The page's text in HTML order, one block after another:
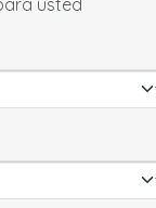
usted